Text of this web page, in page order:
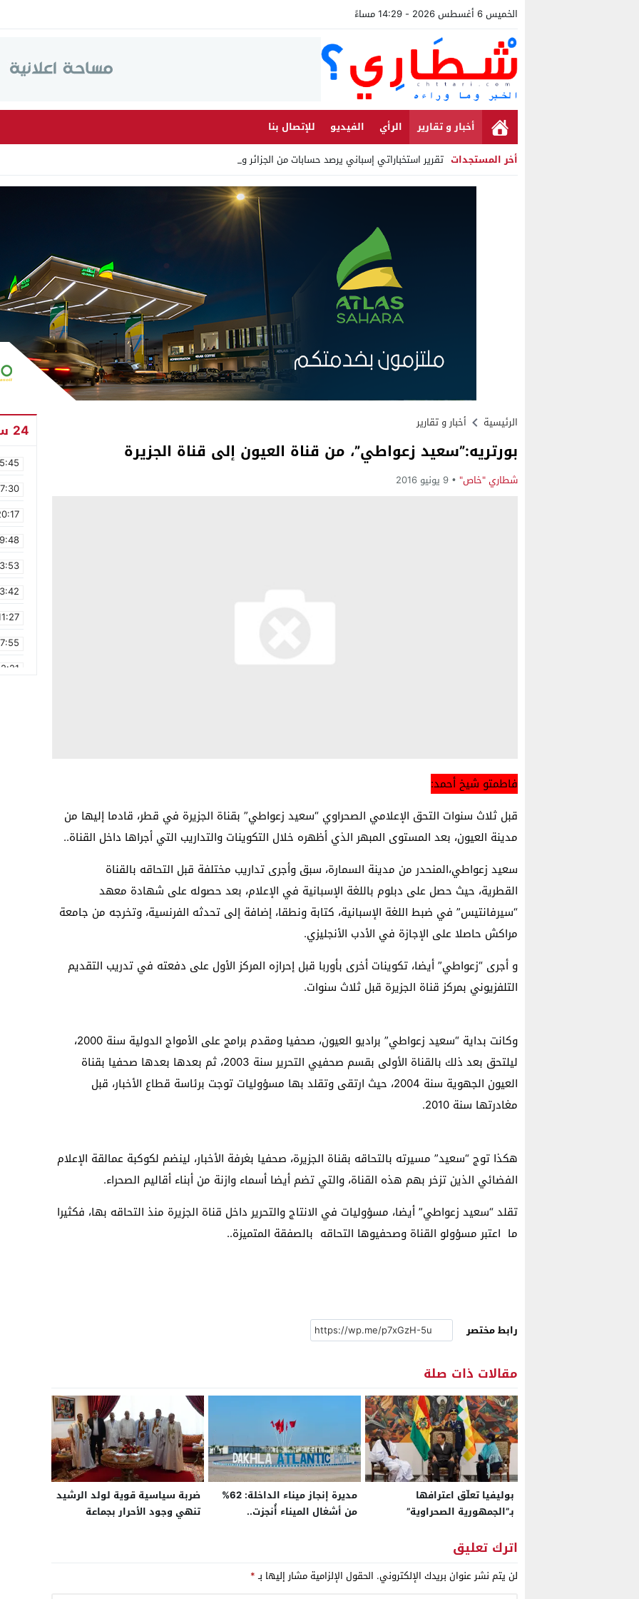
الخميس 6 أغسطس 2026 - 14:29 مساءً
أخبار و تقارير الرأي الفيديو
للإتصال بنا
أخر المستجدات تقرير استخباراتي إسباني يرصد حسابات من الجزائر وأرقاما بـ”_
Stop
الرئيسية أخبار و تقارير
بورتريه:”سعيد زعواطي”، من قناة العيون إلى قناة الجزيرة
شطاري "خاص" 9 يونيو 2016
فاطمتو شيخ أحمد:
قبل ثلاث سنوات التحق الإعلامي الصحراوي “سعيد زعواطي” بقناة الجزيرة في قطر، قادما إليها من
مدينة العيون، بعد المستوى المبهر الذي أظهره خلال التكوينات والتداريب التي أجراها داخل القناة..
سعيد زعواطي،المنحدر من مدينة السمارة، سبق وأجرى تداريب مختلفة قبل التحاقه بالقناة
القطرية، حيث حصل على دبلوم باللغة الإسبانية في الإعلام، بعد حصوله على شهادة معهد
“سيرفانتيس” في ضبط اللغة الإسبانية، كتابة ونطقا، إضافة إلى تحدثه الفرنسية، وتخرجه من جامعة
مراكش حاصلا على الإجازة في الأدب الأنجليزي.
و أجرى “زعواطي” أيضا، تكوينات أخرى بأوربا قبل إحرازه المركز الأول على دفعته في تدريب التقديم
التلفزيوني بمركز قناة الجزيرة قبل ثلاث سنوات.
وكانت بداية “سعيد زعواطي” براديو العيون، صحفيا ومقدم برامج على الأمواج الدولية سنة 2000،
ليلتحق بعد ذلك بالقناة الأولى بقسم صحفيي التحرير سنة 2003، ثم بعدها بعدها صحفيا بقناة
العيون الجهوية سنة 2004، حيث ارتقى وتقلد بها مسؤوليات توجت برئاسة قطاع الأخبار، قبل
مغادرتها سنة 2010.
هكذا توج “سعيد” مسيرته بالتحاقه بقناة الجزيرة، صحفيا بغرفة الأخبار، لينضم لكوكبة عمالقة الإعلام
الفضائي الذين تزخر بهم هذه القناة، والتي تضم أيضا أسماء وازنة من أبناء أقاليم الصحراء.
تقلد “سعيد زعواطي” أيضا، مسؤوليات في الانتاج والتحرير داخل قناة الجزيرة منذ التحاقه بها، فكثيرا
ما اعتبر مسؤولو القناة وصحفيوها التحاقه بالصفقة المتميزة..
رابط مختصر
مقالات ذات صلة
بوليفيا تعلّق اعترافها
بـ”الجمهورية الصحراوية”
مديرة إنجاز ميناء الداخلة: 62%
من أشغال الميناء أُنجزت..
ضربة سياسية قوية لولد الرشيد
تنهي وجود الأحرار بجماعة
اترك تعليق
لن يتم نشر عنوان بريدك الإلكتروني. الحقول الإلزامية مشار إليها بـ*
24 ساعة